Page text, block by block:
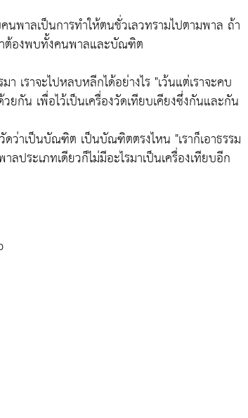
นพาลเป็นการทำให้ตนชั่วเลวทรามไปตามพาล ถ้า
ต้องพบทั้งคนพาลและบัณฑิต
เราจะไปหลบหลีกได้อย่างไร "เว้นแต่เราจะคบ
กัน เพื่อไว้เป็นเครื่องวัดเทียบเคียงซึ่งกันและกัน
ดว่าเป็นบัณฑิต เป็นบัณฑิตตรงไหน "เราก็เอาธรรม
ประเภทเดียวก็ไม่มีอะไรมาเป็นเครื่องเทียบอีก